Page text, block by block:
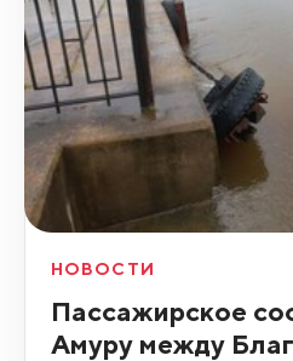
НОВОСТИ
Пассажирское
Амуру между